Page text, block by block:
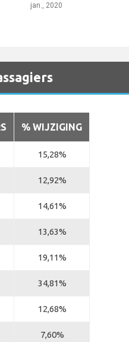
jan., 2020
% WIJZIGING
15,28%
12,92%
14,61%
13,63%
19,11%
34,81%
12,68%
7,60%